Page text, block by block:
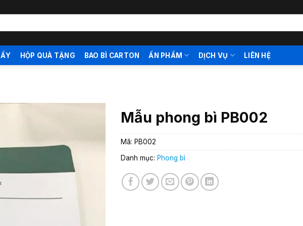
HỘP QUÀ TẶNG BAO BÌ CARTON ẤN PHẨM DỊCH VỤ LIÊN HỆ
Mẫu phong bì PB002
Mã: PB002
Danh mục: Phong bì